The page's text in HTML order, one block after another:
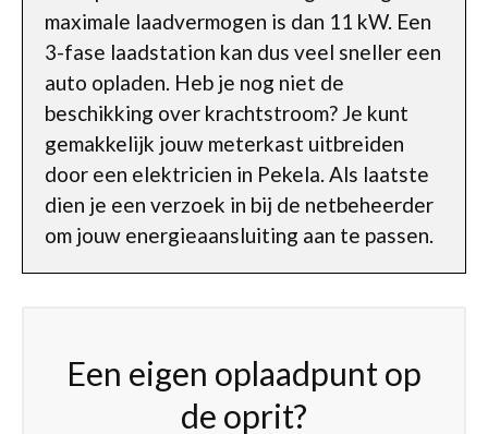
maximale laadvermogen is dan 11 kW. Een
3-fase laadstation kan dus veel sneller een
auto opladen. Heb je nog niet de
beschikking over krachtstroom? Je kunt
gemakkelijk jouw meterkast uitbreiden
door een elektricien in Pekela. Als laatste
dien je een verzoek in bij de netbeheerder
om jouw energieaansluiting aan te passen.
Een eigen oplaadpunt op
de oprit?